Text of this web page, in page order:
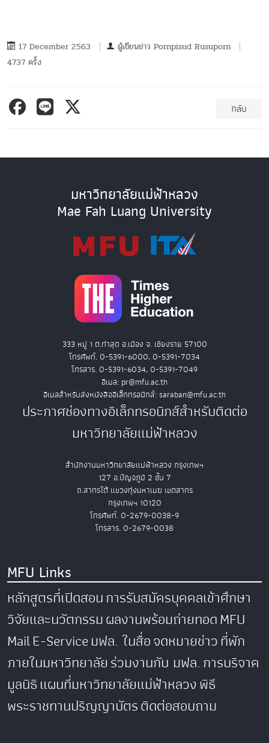
17 December 2563 ผู้เขียนข่าว Pornpisud Rusuporn
4737 ครั้ง
กลับ
มหาวิทยาลัยแม่ฟ้าหลวง
Mae Fah Luang University
333 หมู่ 1 ต.ท่าสุด อ.เมือง จ. เชียงราย 57100
โทรศัพท์. 0-5391-6000, 0-5391-7034
โทรสาร. 0-5391-6034, 0-5391-7049
อีเมล: pr@mfu.ac.th
อีเมลสำหรับส่งหนังสืออิเล็กทรอนิกส์: saraban@mfu.ac.th
ประกาศช่องทางอิเล็กทรอนิกส์สำหรับติดต่อ
มหาวิทยาลัยแม่ฟ้าหลวง
สำนักงานมหาวิทยาลัยแม่ฟ้าหลวง กรุงเทพฯ
127 อ.ปัญจภูมิ 2 ชั้น 7
ถ.สาทรใต้ แขวงทุ่งมหาเมฆ เขตสาทร
กรุงเทพฯ 10120
โทรศัพท์. 0-2679-0038-9
โทรสาร. 0-2679-0038
MFU Links
หลักสูตรที่เปิดสอนการรับสมัครบุคคลเข้าศึกษา
วิจัยและนวัตกรรมผลงานพร้อมถ่ายทอดMFU
MailE-Serviceมฟล. ในสื่อจดหมายข่าวที่พัก
ภายในมหาวิทยาลัยร่วมงานกับ มฟล.การบริจาค
มูลนิธิแผนที่มหาวิทยาลัยแม่ฟ้าหลวงพิธี
พระราชทานปริญญาบัตรติดต่อสอบถาม